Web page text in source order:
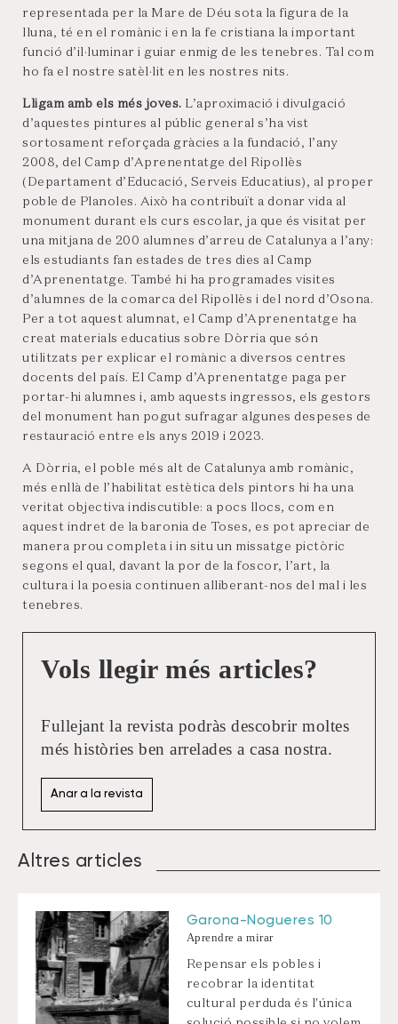
representada per la Mare de Déu sota la figura de la
lluna, té en el romànic i en la fe cristiana la important
funció d’il·luminar i guiar enmig de les tenebres. Tal com
ho fa el nostre satèl·lit en les nostres nits.
Lligam amb els més joves. L’aproximació i divulgació
d’aquestes pintures al públic general s’ha vist
sortosament reforçada gràcies a la fundació, l’any
2008, del Camp d’Aprenentatge del Ripollès
(Departament d’Educació, Serveis Educatius), al proper
poble de Planoles. Això ha contribuït a donar vida al
monument durant els curs escolar, ja que és visitat per
una mitjana de 200 alumnes d’arreu de Catalunya a l’any:
els estudiants fan estades de tres dies al Camp
d’Aprenentatge. També hi ha programades visites
d’alumnes de la comarca del Ripollès i del nord d’Osona.
Per a tot aquest alumnat, el Camp d’Aprenentatge ha
creat materials educatius sobre Dòrria que són
utilitzats per explicar el romànic a diversos centres
docents del país. El Camp d’Aprenentatge paga per
portar-hi alumnes i, amb aquests ingressos, els gestors
del monument han pogut sufragar algunes despeses de
restauració entre els anys 2019 i 2023.
A Dòrria, el poble més alt de Catalunya amb romànic,
més enllà de l’habilitat estètica dels pintors hi ha una
veritat objectiva indiscutible: a pocs llocs, com en
aquest indret de la baronia de Toses, es pot apreciar de
manera prou completa i in situ un missatge pictòric
segons el qual, davant la por de la foscor, l’art, la
cultura i la poesia continuen alliberant-nos del mal i les
tenebres.
Vols llegir més articles?
Fullejant la revista podràs descobrir moltes
més històries ben arrelades a casa nostra.
Anar a la revista
Altres articles
Garona-Nogueres 10
Aprendre a mirar
Repensar els pobles i
recobrar la identitat
cultural perduda és l'única